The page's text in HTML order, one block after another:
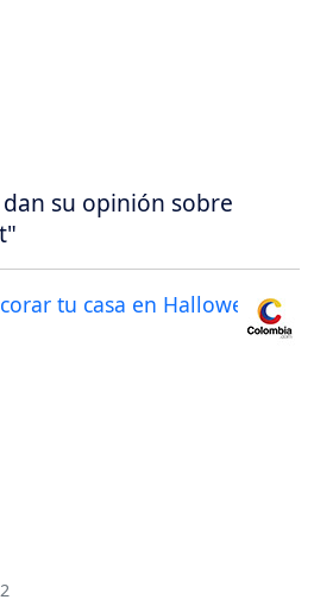
su opinión sobre